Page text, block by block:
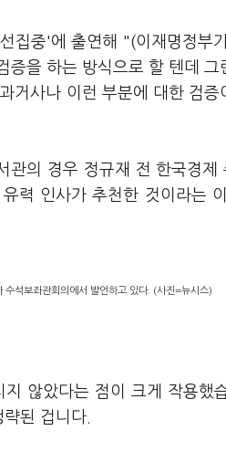
집중'에 출연해 "(이재명정부
을 하는 방식으로 할 텐데 그
거사나 이런 부분에 대한 검증
의 경우 정규재 전 한국경제
력 인사가 추천한 것이라는
석보좌관회의에서 발언하고 있다. (사진=뉴시스)
않았다는 점이 크게 작용했
된 겁니다.